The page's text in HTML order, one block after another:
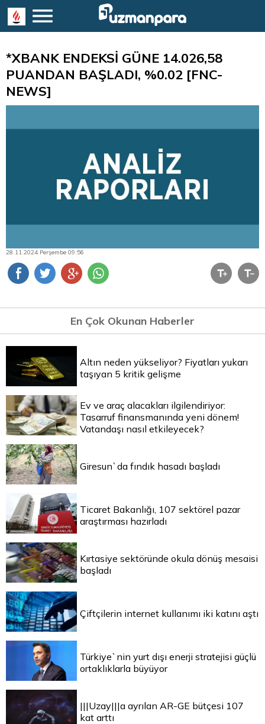
*XBANK ENDEKSİ GÜNE 14.026,58
PUANDAN BAŞLADI, %0.02 [FNC-
NEWS]
28.11.2024 Perşembe 09:56
En Çok Okunan Haberler
Altın neden yükseliyor? Fiyatları yukarı
taşıyan 5 kritik gelişme
Ev ve araç alacakları ilgilendiriyor:
Tasarruf finansmanında yeni dönem!
Vatandaşı nasıl etkileyecek?
Giresun`da fındık hasadı başladı
Ticaret Bakanlığı, 107 sektörel pazar
araştırması hazırladı
Kırtasiye sektöründe okula dönüş mesaisi
başladı
Çiftçilerin internet kullanımı iki katını aştı
Türkiye`nin yurt dışı enerji stratejisi güçlü
ortaklıklarla büyüyor
|||Uzay|||a ayrılan AR-GE bütçesi 107
kat arttı